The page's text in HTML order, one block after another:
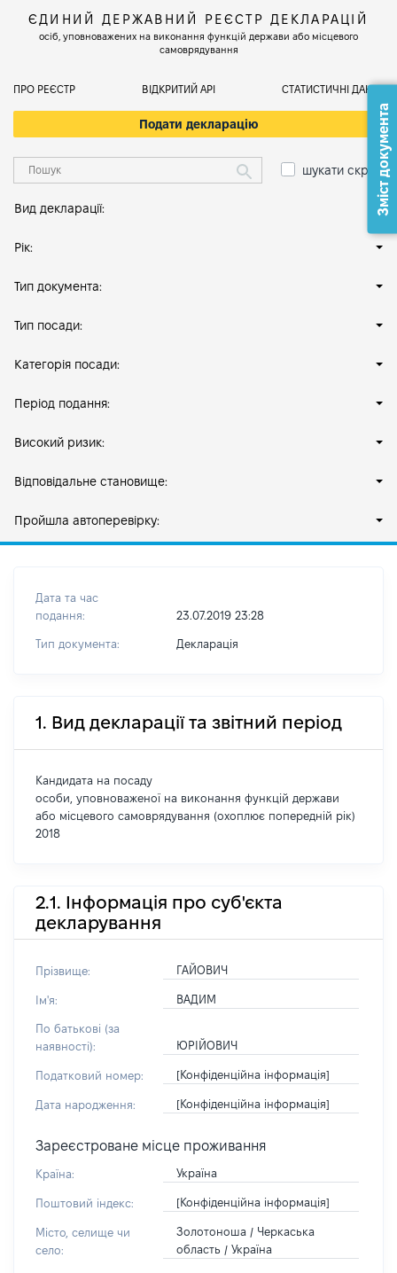
ЄДИНИЙ ДЕРЖАВНИЙ РЕЄСТР ДЕКЛАРАЦІЙ
осіб, уповноважених на виконання функцій держави або місцевого
самоврядування
ПРО РЕЄСТР ВІДКРИТИЙ АРІ СТАТИСТИЧНІ ДАНІ
Подати декларацію
шукати скрізь
Вид декларації:
Рік:
Тип документа:
Тип посади:
Категорія посади:
Період подання:
Високий ризик:
Відповідальне становище:
Пройшла автоперевірку:
Дата та час
подання:
23.07.2019 23:28
Тип документа: Декларація
1. Вид декларації та звітний період
Кандидата на посаду
особи, уповноваженої на виконання функцій держави
або місцевого самоврядування (охоплює попередній рік)
2018
2.1. Інформація про суб'єкта
декларування
Прізвище: ГАЙОВИЧ
Ім'я: ВАДИМ
По батькові (за
наявності):
ЮРІЙОВИЧ
Податковий номер: [Конфіденційна інформація]
Дата народження: [Конфіденційна інформація]
Зареєстроване місце проживання
Країна: Україна
Поштовий індекс: [Конфіденційна інформація]
Місто, селище чи
село:
Золотоноша / Черкаська
область / Україна
Зміст документа